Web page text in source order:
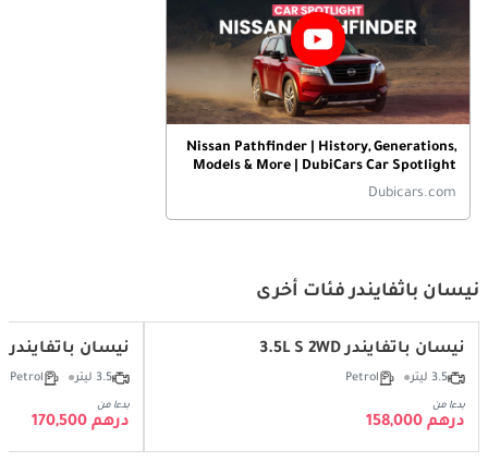
Nissan Pathfinder | History, Generations,
Models & More | DubiCars Car Spotlight
Dubicars.com
نيسان باثفايندر فئات أخرى
نيسان باثفايندر 3.5L S 2WD
3.5 ليتر Petrol
بدءا من
درهم 158,000
نيسان باثفايندر 3.5L S 4WD
3.5 ليتر Petrol
بدءا من
درهم 170,500